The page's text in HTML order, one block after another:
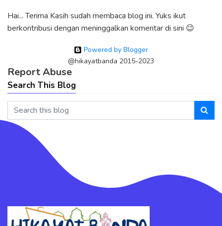
Hai... Terima Kasih sudah membaca blog ini. Yuks ikut
berkontribusi dengan meninggalkan komentar di sini 😉
Powered by Blogger
@hikayatbanda 2015-2023
Report Abuse
Search This Blog